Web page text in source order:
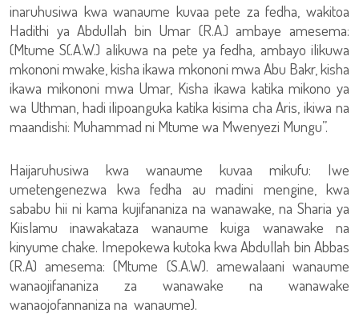
inaruhusiwa kwa wanaume kuvaa pete za fedha, wakitoa
Hadithi ya Abdullah bin Umar (R.A.) ambaye amesema:
(Mtume S(.A.W.) alikuwa na pete ya fedha, ambayo ilikuwa
mkononi mwake, kisha ikawa mkononi mwa Abu Bakr, kisha
ikawa mikononi mwa Umar, Kisha ikawa katika mikono ya
wa Uthman, hadi ilipoanguka katika kisima cha Aris, ikiwa na
maandishi: Muhammad ni Mtume wa Mwenyezi Mungu”.
Haijaruhusiwa kwa wanaume kuvaa mikufu: Iwe
umetengenezwa kwa fedha au madini mengine, kwa
sababu hii ni kama kujifananiza na wanawake, na Sharia ya
Kiislamu inawakataza wanaume kuiga wanawake na
kinyume chake. Imepokewa kutoka kwa Abdullah bin Abbas
(R.A) amesema: (Mtume (S.A.W). amewalaani wanaume
wanaojifananiza za wanawake na wanawake
wanaojofannaniza na wanaume).